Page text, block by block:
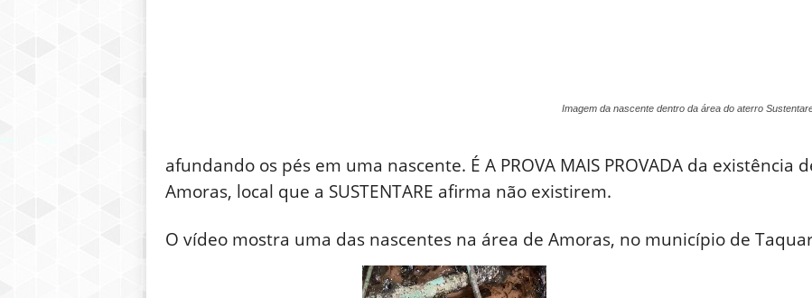
Imagem da nascente dentro da área do aterro
afundando os pés em uma nascente. É A PROVA MAIS PROVADA da existência
Amoras, local que a SUSTENTARE afirma não existirem.
O vídeo mostra uma das nascentes na área de Amoras, no município de